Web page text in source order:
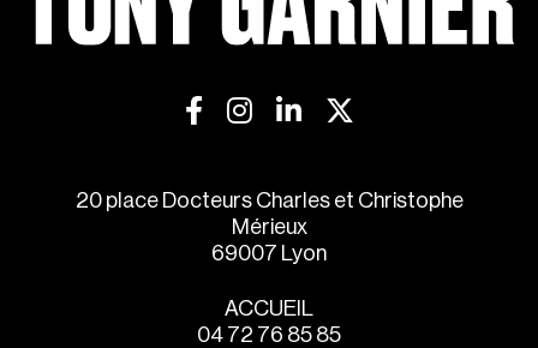
20 place Docteurs Charles et Christophe
Mérieux
69007 Lyon
ACCUEIL
04 72 76 85 85